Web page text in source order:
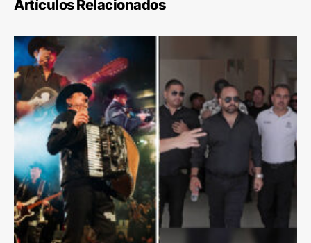
Artículos Relacionados